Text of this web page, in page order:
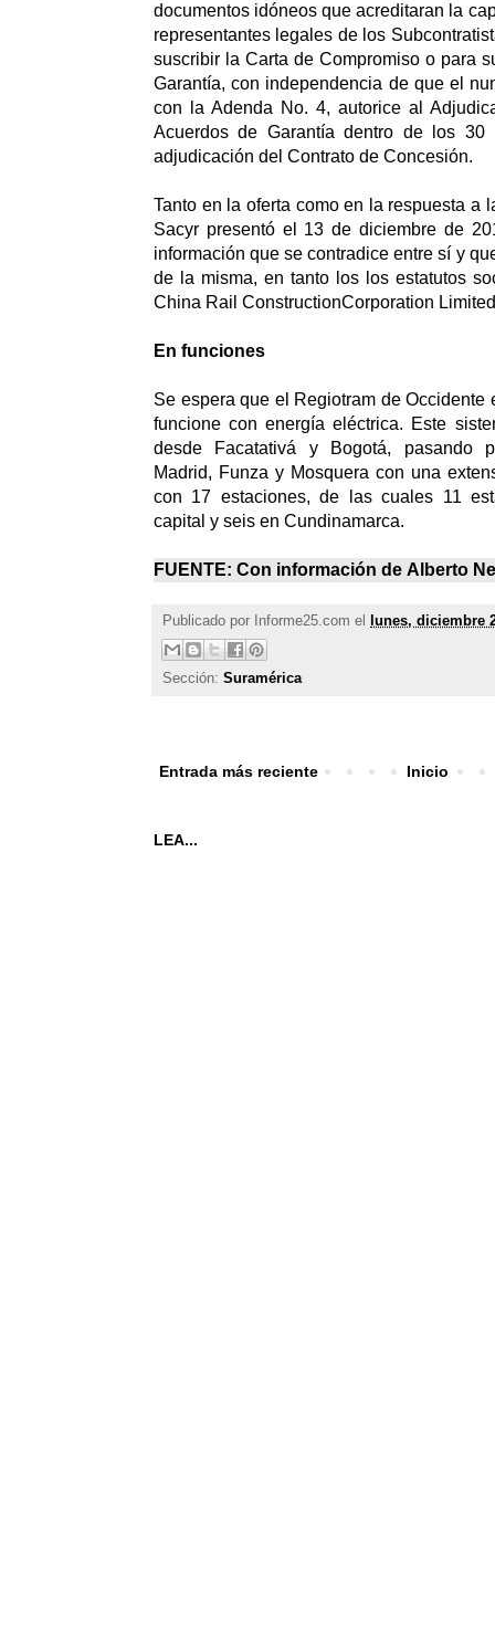
documentos idóneos que acreditaran la
representantes legales de los
suscribir la Carta de Compromiso o para
Garantía, con independencia de que el
con la Adenda No. 4, autorice al
Acuerdos de Garantía dentro de los
adjudicación del Contrato de Concesión.
Tanto en la oferta como en la respuesta a
Sacyr presentó el 13 de diciembre de
información que se contradice entre sí y
de la misma, en tanto los los estatutos
China Rail ConstructionCorporation
En funciones
Se espera que el Regiotram de Occidente
funcione con energía eléctrica. Este
desde Facatativá y Bogotá, pasando
Madrid, Funza y Mosquera con una
con 17 estaciones, de las cuales 11
capital y seis en Cundinamarca.
FUENTE: Con información de Alberto
Publicado por Informe25.com el lunes, diciembre
Sección: Suramérica
Entrada más reciente Inicio
LEA...